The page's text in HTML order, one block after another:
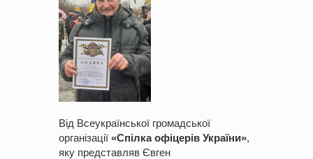
Від Всеукраїнської громадської
організації «Спілка офіцерів України»,
яку представляв Євген